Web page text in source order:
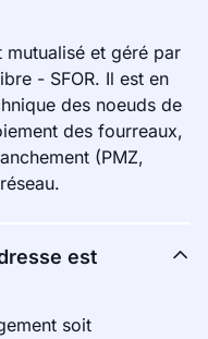
mutualisé et géré par
- SFOR. Il est en
des noeuds de
des fourreaux,
(PMZ,
est
soit